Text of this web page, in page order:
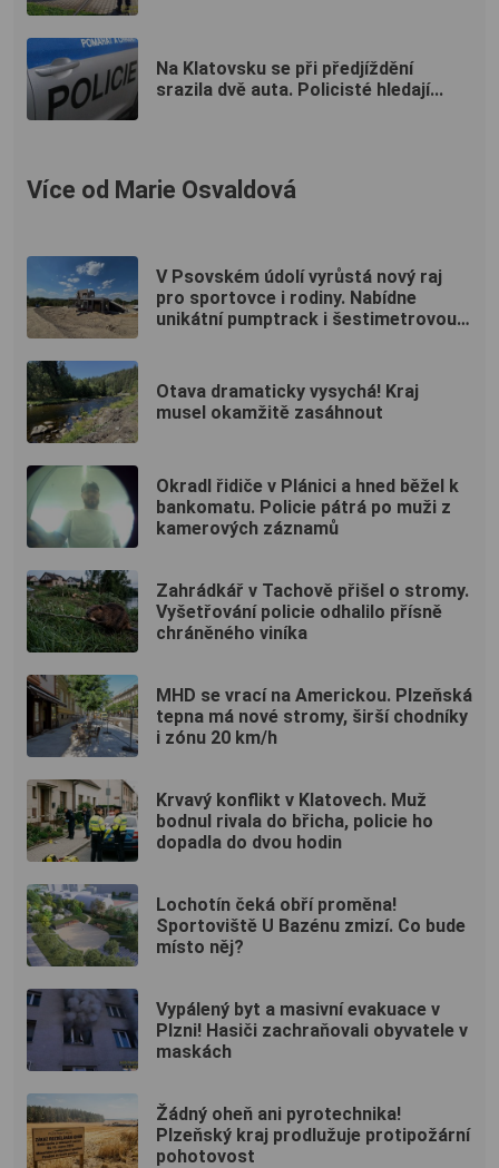
Na Klatovsku se při předjíždění
srazila dvě auta. Policisté hledají...
Více od Marie Osvaldová
V Psovském údolí vyrůstá nový raj
pro sportovce i rodiny. Nabídne
unikátní pumptrack i šestimetrovou
Otava dramaticky vysychá! Kraj
musel okamžitě zasáhnout
Okradl řidiče v Plánici a hned běžel k
bankomatu. Policie pátrá po muži z
kamerových záznamů
Zahrádkář v Tachově přišel o stromy.
Vyšetřování policie odhalilo přísně
chráněného viníka
MHD se vrací na Americkou. Plzeňská
tepna má nové stromy, širší chodníky
i zónu 20 km/h
Krvavý konflikt v Klatovech. Muž
bodnul rivala do břicha, policie ho
dopadla do dvou hodin
Lochotín čeká obří proměna!
Sportoviště U Bazénu zmizí. Co bude
místo něj?
Vypálený byt a masivní evakuace v
Plzni! Hasiči zachraňovali obyvatele v
maskách
Žádný oheň ani pyrotechnika!
Plzeňský kraj prodlužuje protipožární
pohotovost